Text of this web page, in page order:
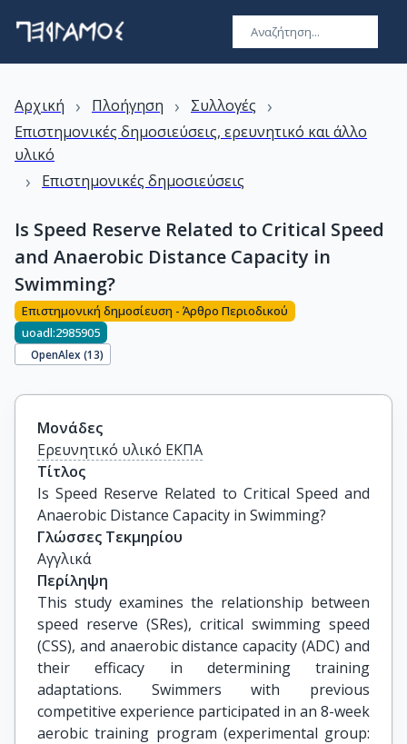
Αρχική › Πλοήγηση › Συλλογές ›
Επιστημονικές δημοσιεύσεις, ερευνητικό και άλλο
υλικό
› Επιστημονικές δημοσιεύσεις
Is Speed Reserve Related to Critical Speed
and Anaerobic Distance Capacity in
Swimming?
Επιστημονική δημοσίευση - Άρθρο Περιοδικού
uoadl:2985905
OpenAlex (13)
Μονάδες
Ερευνητικό υλικό ΕΚΠΑ
Τίτλος
Is Speed Reserve Related to Critical Speed and
Anaerobic Distance Capacity in Swimming?
Γλώσσες Τεκμηρίου
Αγγλικά
Περίληψη
This study examines the relationship between
speed reserve (SRes), critical swimming speed
(CSS), and anaerobic distance capacity (ADC) and
their efficacy in determining training
adaptations. Swimmers with previous
competitive experience participated in an 8-week
aerobic training program (experimental group: